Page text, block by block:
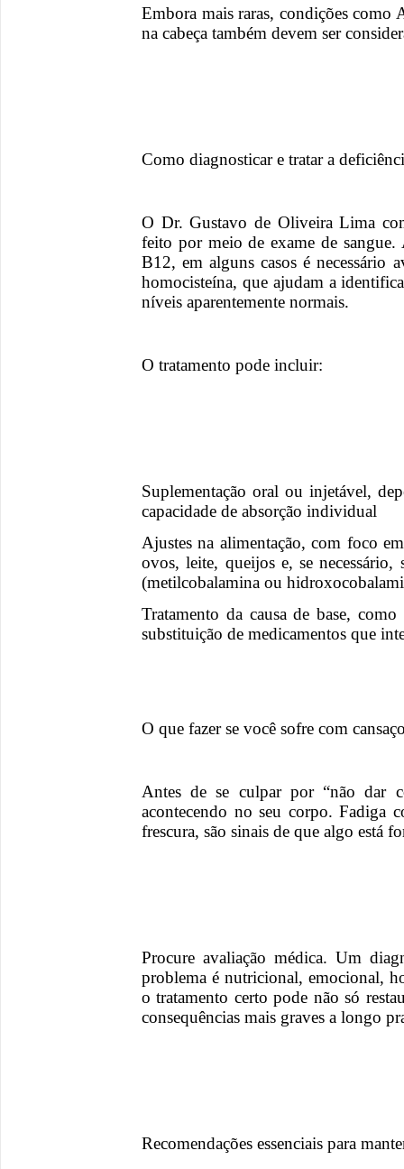
Embora mais raras, condições como
na cabeça também devem ser
Como diagnosticar e tratar a
O Dr. Gustavo de Oliveira Lima
feito por meio de exame de
B12, em alguns casos é necessário
homocisteína, que ajudam a
níveis aparentemente normais.
O tratamento pode incluir:
Suplementação oral ou injetável,
capacidade de absorção individual
Ajustes na alimentação, com foco
ovos, leite, queijos e, se
(metilcobalamina ou
Tratamento da causa de base,
substituição de medicamentos que
O que fazer se você sofre com
Antes de se culpar por “não dar
acontecendo no seu corpo. Fadiga
frescura, são sinais de que algo está
Procure avaliação médica. Um
problema é nutricional, emocional,
o tratamento certo pode não só
consequências mais graves a longo
Recomendações essenciais para